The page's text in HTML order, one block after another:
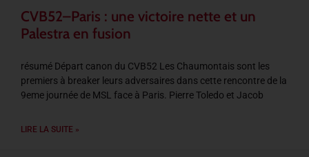
CVB52–Paris : une victoire nette et un
Palestra en fusion
résumé Départ canon du CVB52 Les Chaumontais sont les
premiers à breaker leurs adversaires dans cette rencontre de la
9eme journée de MSL face à Paris. Pierre Toledo et Jacob
LIRE LA SUITE »